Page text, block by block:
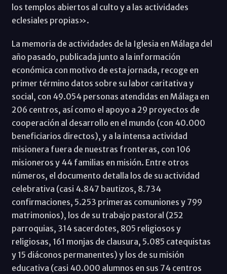
los templos abiertos al culto y a las actividades
eclesiales propias».
La memoria de actividades de la Iglesia en Málaga del
año pasado, publicada junto a la información
económica con motivo de esta jornada, recoge en
primer término datos sobre su labor caritativa y
social, con 49.054 personas atendidas en Málaga en
206 centros, así como el apoyo a 29 proyectos de
cooperación al desarrollo en el mundo (con 40.000
beneficiarios directos), y a la intensa actividad
misionera fuera de nuestras fronteras, con 106
misioneros y 44 familias en misión. Entre otros
números, el documento detalla los de su actividad
celebrativa (casi 4.847 bautizos, 8.734
confirmaciones, 5.253 primeras comuniones y 799
matrimonios), los de su trabajo pastoral (252
parroquias, 314 sacerdotes, 805 religiosos y
religiosas, 161 monjas de clausura, 5.085 catequistas
y 15 diáconos permanentes) y los de su misión
educativa (casi 40.000 alumnos en sus 74 centros